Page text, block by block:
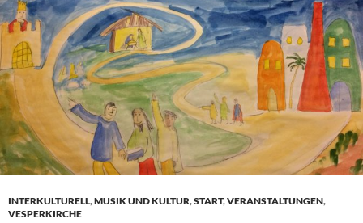
INTERKULTURELL,MUSIK UND KULTUR,START,VERANSTALTUNGEN,
VESPERKIRCHE